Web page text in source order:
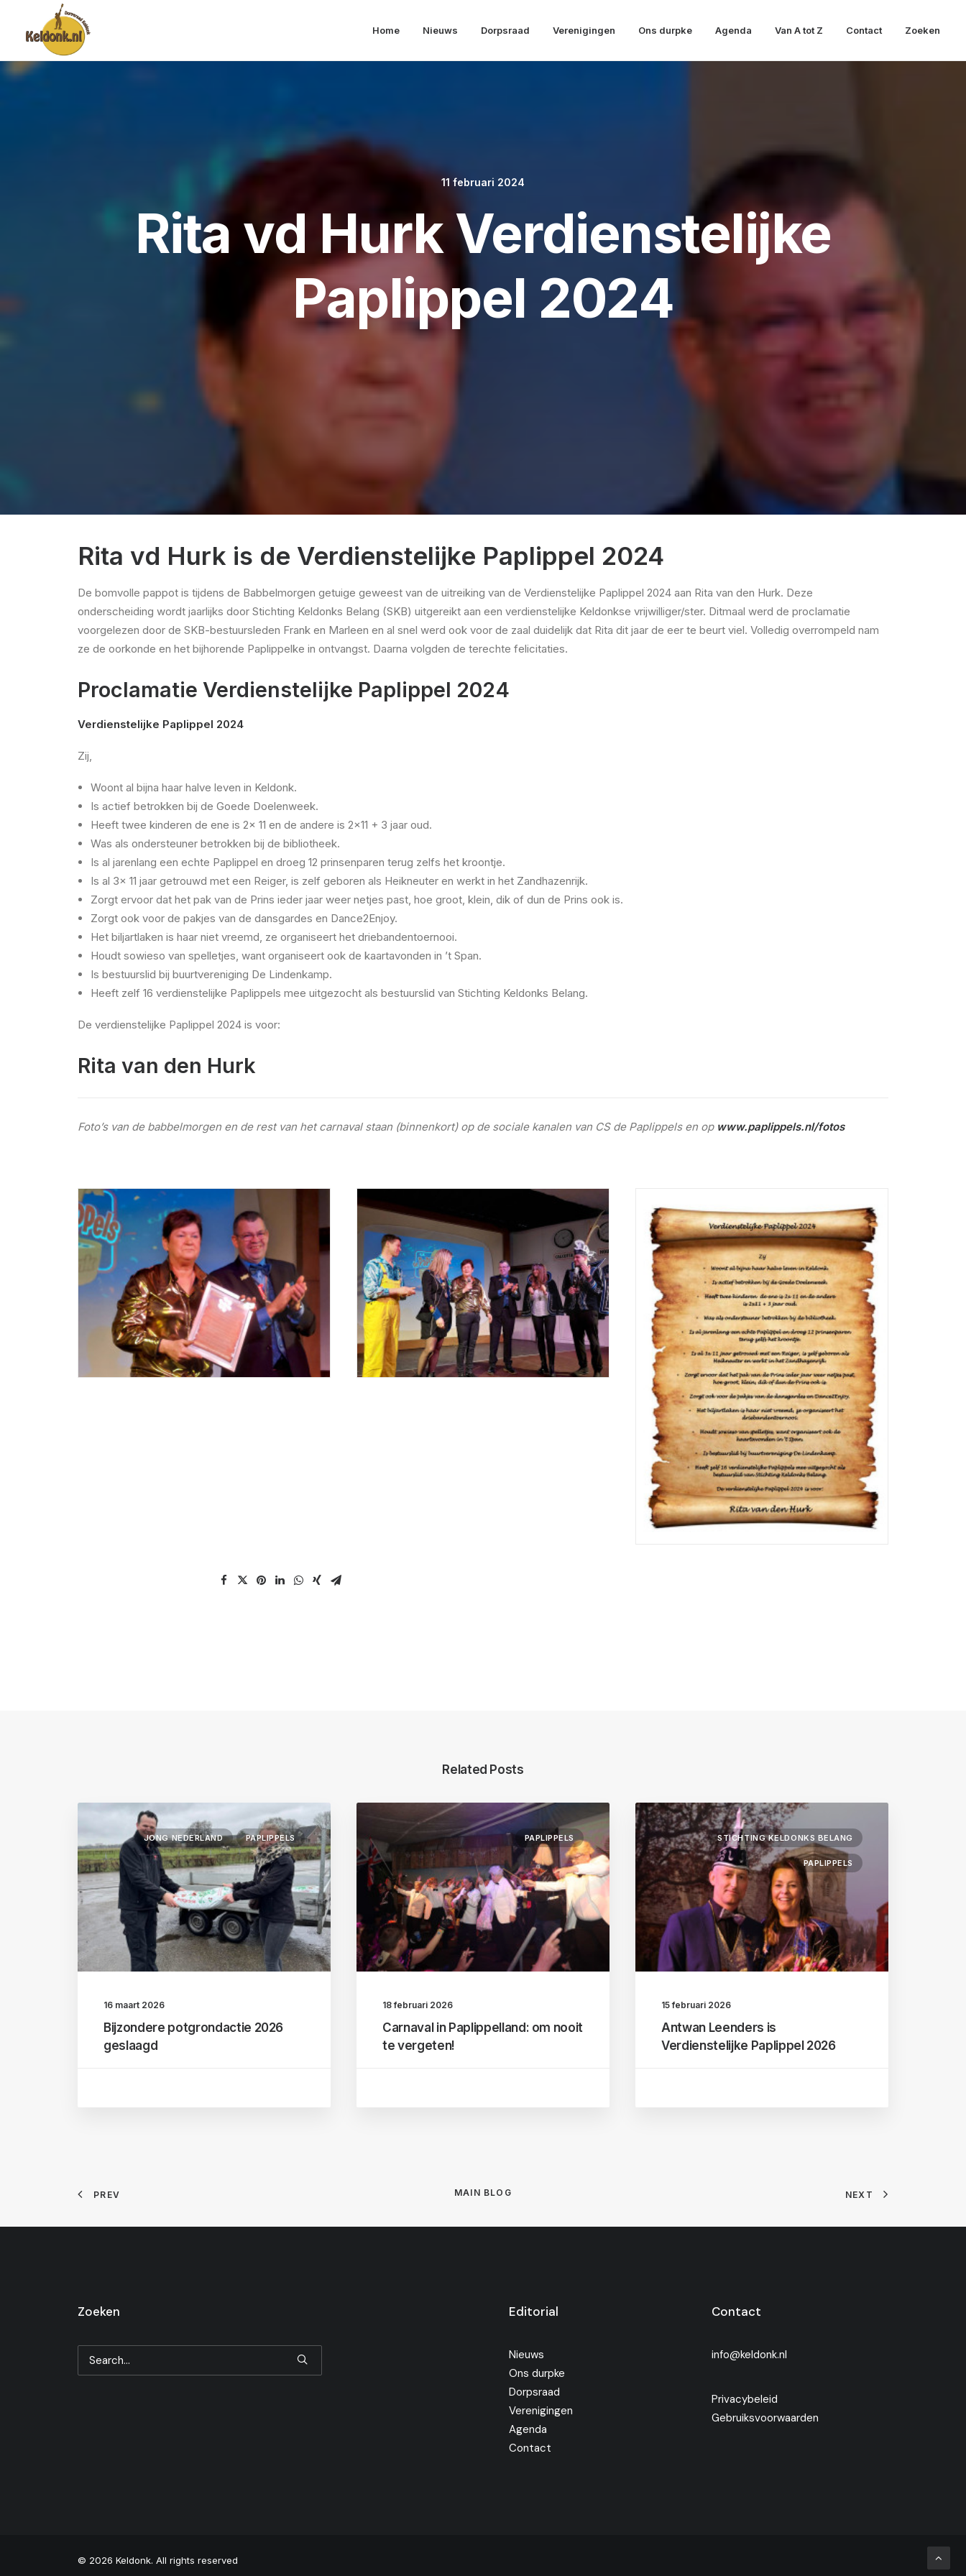
Home Nieuws Dorpsraad Verenigingen Ons durpke Agenda Van A tot Z Contact Zoeken
11 februari 2024
Rita vd Hurk Verdienstelijke
Paplippel 2024
Rita vd Hurk is de Verdienstelijke Paplippel 2024
De bomvolle pappot is tijdens de Babbelmorgen getuige geweest van de uitreiking van de Verdienstelijke Paplippel 2024 aan Rita van den Hurk. Deze
onderscheiding wordt jaarlijks door Stichting Keldonks Belang (SKB) uitgereikt aan een verdienstelijke Keldonkse vrijwilliger/ster. Ditmaal werd de proclamatie
voorgelezen door de SKB-bestuursleden Frank en Marleen en al snel werd ook voor de zaal duidelijk dat Rita dit jaar de eer te beurt viel. Volledig overrompeld nam
ze de oorkonde en het bijhorende Paplippelke in ontvangst. Daarna volgden de terechte felicitaties.
Proclamatie Verdienstelijke Paplippel 2024
Verdienstelijke Paplippel 2024
Zij,
Woont al bijna haar halve leven in Keldonk.
Is actief betrokken bij de Goede Doelenweek.
Heeft twee kinderen de ene is 2x 11 en de andere is 2×11 + 3 jaar oud.
Was als ondersteuner betrokken bij de bibliotheek.
Is al jarenlang een echte Paplippel en droeg 12 prinsenparen terug zelfs het kroontje.
Is al 3x 11 jaar getrouwd met een Reiger, is zelf geboren als Heikneuter en werkt in het Zandhazenrijk.
Zorgt ervoor dat het pak van de Prins ieder jaar weer netjes past, hoe groot, klein, dik of dun de Prins ook is.
Zorgt ook voor de pakjes van de dansgardes en Dance2Enjoy.
Het biljartlaken is haar niet vreemd, ze organiseert het driebandentoernooi.
Houdt sowieso van spelletjes, want organiseert ook de kaartavonden in ’t Span.
Is bestuurslid bij buurtvereniging De Lindenkamp.
Heeft zelf 16 verdienstelijke Paplippels mee uitgezocht als bestuurslid van Stichting Keldonks Belang.
De verdienstelijke Paplippel 2024 is voor:
Rita van den Hurk
Foto’s van de babbelmorgen en de rest van het carnaval staan (binnenkort) op de sociale kanalen van CS de Paplippels en op www.paplippels.nl/fotos
Related Posts
JONG NEDERLAND PAPLIPPELS
16 maart 2026
Bijzondere potgrondactie 2026
geslaagd
PAPLIPPELS
18 februari 2026
Carnaval in Paplippelland: om nooit
te vergeten!
STICHTING KELDONKS BELANG
PAPLIPPELS
15 februari 2026
Antwan Leenders is
Verdienstelijke Paplippel 2026
PREV MAIN BLOG NEXT
Zoeken Editorial
Nieuws
Ons durpke
Dorpsraad
Verenigingen
Agenda
Contact
Contact
info@keldonk.nl
Privacybeleid
Gebruiksvoorwaarden
© 2026 Keldonk. All rights reserved